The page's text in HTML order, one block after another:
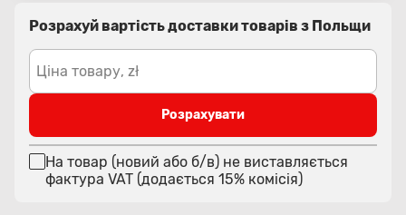
Розрахуй вартість доставки товарів з Польщи
Ціна товару, zł
Розрахувати
На товар (новий або б/в) не виставляється
фактура VAT (додається 15% комісія)